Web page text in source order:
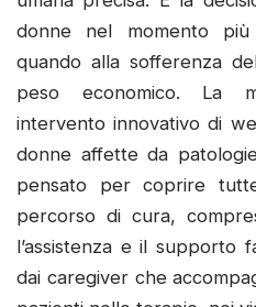
donne nel momento
quando alla sofferenza
peso economico. La
intervento innovativo di
donne affette da
pensato per coprire
percorso di cura,
l’assistenza e il supporto
dai caregiver che